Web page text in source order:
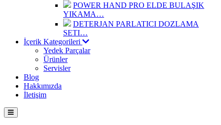
POWER HAND PRO ELDE BULAŞIK
YIKAMA…
DETERJAN PARLATICI DOZLAMA
SETI…
İçerik Kategorileri
Yedek Parçalar
Ürünler
Servisler
Blog
Hakkımızda
İletişim